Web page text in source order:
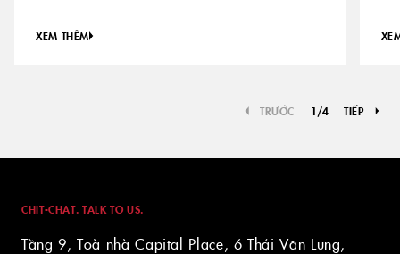
XEM THÊM
TRƯỚC 1/4 TIẾP
CHIT-CHAT. TALK TO US.
Tầng 9, Toà nhà Capital Place, 6 Thái Văn Lung,